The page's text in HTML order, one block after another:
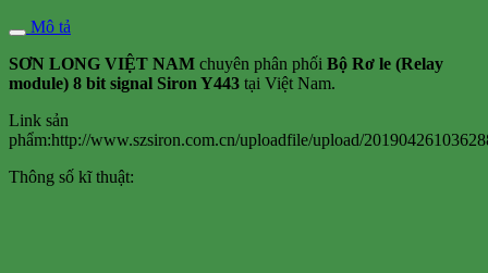
Mô tả
SƠN LONG VIỆT NAM chuyên phân phối Bộ Rơ le (Relay
module) 8 bit signal Siron Y443 tại Việt Nam.
Link sản
phẩm:http://www.szsiron.com.cn/uploadfile/upload/
Thông số kĩ thuật: